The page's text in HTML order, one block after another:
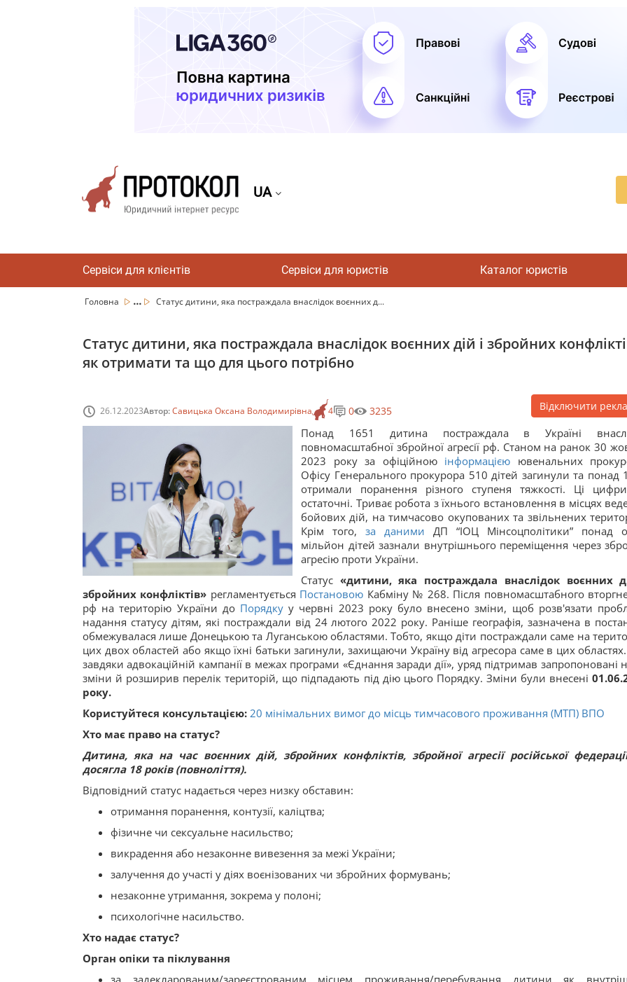
UA
Сервіси для клієнтів Сервіси для юристів Каталог юристів
Головна ... Статус дитини, яка постраждала внаслідок воєнних д...
Статус дитини, яка постраждала внаслідок воєнних дій і збройних
як отримати та що для цього потрібно
26.12.2023Автор:Савицька Оксана Володимирівна 4 0 3235 Відключити
Понад 1651 дитина постраждала в Україні
повномасштабної збройної агресії рф. Станом на ранок 30
2023 року за офіційною інформацією ювенальних
Офісу Генерального прокурора 510 дітей загинули та понад
отримали поранення різного ступеня тяжкості. Ці
остаточні. Триває робота з їхнього встановлення в місцях
бойових дій, на тимчасово окупованих та звільнених
Крім того, за даними ДП “ІОЦ Мінсоцполітики” понад
мільйон дітей зазнали внутрішнього переміщення через
агресію проти України.
Статус «дитини, яка постраждала внаслідок воєнних
збройних конфліктів» регламентується Постановою Кабміну № 268. Після повномасштабного
рф на територію України до Порядку у червні 2023 року було внесено зміни, щоб розв'язати
надання статусу дітям, які постраждали від 24 лютого 2022 року. Раніше географія, зазначена в
обмежувалася лише Донецькою та Луганською областями. Тобто, якщо діти постраждали саме на
цих двох областей або якщо їхні батьки загинули, захищаючи Україну від агресора саме в цих
завдяки адвокаційній кампанії в межах програми «Єднання заради дії», уряд підтримав запропоновані
зміни й розширив перелік територій, що підпадають під дію цього Порядку. Зміни були внесені
року.
Користуйтеся консультацією: 20 мінімальних вимог до місць тимчасового проживання (МТП) ВПО
Хто має право на статус?
Дитина, яка на час воєнних дій, збройних конфліктів, збройної агресії російської
досягла 18 років (повноліття).
Відповідний статус надається через низку обставин:
отримання поранення, контузії, каліцтва;
фізичне чи сексуальне насильство;
викрадення або незаконне вивезення за межі України;
залучення до участі у діях воєнізованих чи збройних формувань;
незаконне утримання, зокрема у полоні;
психологічне насильство.
Хто надає статус?
Орган опіки та піклування
за задекларованим/зареєстрованим місцем проживання/перебування дитини як